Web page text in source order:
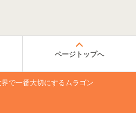
ページトップへ
で一番大切にするムラゴン